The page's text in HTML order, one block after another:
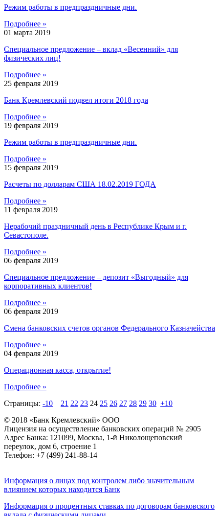
Режим работы в предпраздничные дни.
Подробнее »
01 марта 2019
Специальное предложение – вклад «Весенний» для
физических лиц!
Подробнее »
25 февраля 2019
Банк Кремлевский подвел итоги 2018 года
Подробнее »
19 февраля 2019
Режим работы в предпраздничные дни.
Подробнее »
15 февраля 2019
Расчеты по долларам США 18.02.2019 ГОДА
Подробнее »
11 февраля 2019
Нерабочий праздничный день в Республике Крым и г.
Севастополе.
Подробнее »
06 февраля 2019
Специальное предложение – депозит «Выгодный» для
корпоративных клиентов!
Подробнее »
06 февраля 2019
Смена банковских счетов органов Федерального Казначейства
Подробнее »
04 февраля 2019
Операционная касса, открытие!
Подробнее »
Страницы: -10 21 22 23 24 25 26 27 28 29 30 +10
© 2018 «Банк Кремлевский» ООО
Лицензия на осуществление банковских операций № 2905
Адрес Банка: 121099, Москва, 1-й Николощеповский
переулок, дом 6, строение 1
Телефон: +7 (499) 241-88-14
Информация о лицах под контролем либо значительным
влиянием которых находится Банк
Информация о процентных ставках по договорам банковского